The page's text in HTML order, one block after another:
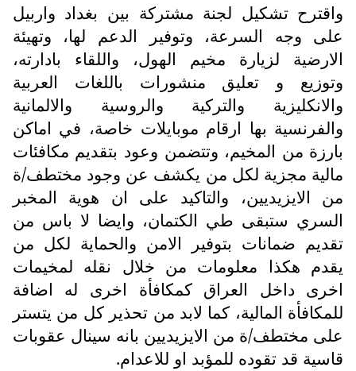
واقترح تشكيل لجنة مشتركة بين بغداد واربيل
على وجه السرعة، وتوفير الدعم لها، وتهيئة
الارضية لزيارة مخيم الهول، واللقاء بادارته،
وتوزيع و تعليق منشورات باللغات العربية
والانكليزية والتركية والروسية والالمانية
والفرنسية بها ارقام موبايلات خاصة، في اماكن
بارزة من المخيم، وتتضمن وعود بتقديم مكافئات
مالية مجزية لكل من يكشف عن وجود مختطف/ة
من الايزيديين، والتاكيد على ان هوية المخبر
السري ستبقى طي الكتمان، وايضا لا باس من
تقديم ضمانات بتوفير الامن والحماية لكل من
يقدم هكذا معلومات من خلال نقله لمخيمات
اخرى داخل العراق كمكافأة اخرى له اضافة
للمكافأة المالية، كما لابد من تحذير كل من يتستر
على مختطف/ة من الايزيديين بانه سينال عقوبات
قاسية قد تقوده للمؤبد او للاعدام.